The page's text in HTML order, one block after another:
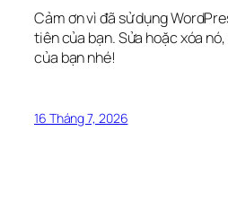
Cảm ơn vì đã sử dụng
tiên của bạn. Sửa hoặc xóa
của bạn nhé!
16 Tháng 7, 2026